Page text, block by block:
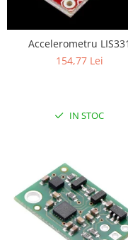
Module
Adaptoare si convertoare
Convertor USB la serial
Datalogger
LCD
Module
Accelerometru LIS331
154,77 Lei
IN STOC